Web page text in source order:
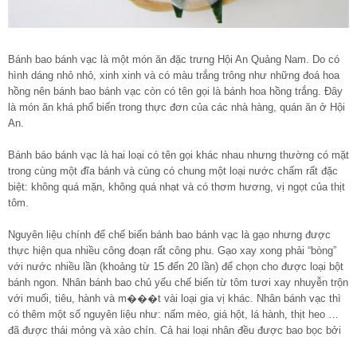
Bánh bao bánh vạc là một món ăn đặc trưng Hội An Quảng Nam. Do có
hình dáng nhỏ nhỏ, xinh xinh và có màu trắng trông như những đoá hoa
hồng nên bánh bao bánh vạc còn có tên gọi là bánh hoa hồng trắng. Đây
là món ăn khá phổ biến trong thực đơn của các nhà hàng, quán ăn ở Hội
An.
Bánh báo bánh vạc là hai loại có tên gọi khác nhau nhưng thường có mặt
trong cùng một đĩa bánh và cùng có chung một loại nước chấm rất đặc
biệt: không quá mặn, không quá nhạt và có thơm hương, vị ngọt của thịt
tôm.
Nguyên liệu chính để chế biến bánh bao bánh vạc là gạo nhưng được
thực hiện qua nhiều công đoạn rất công phu. Gạo xay xong phải “bòng”
với nước nhiều lần (khoảng từ 15 đến 20 lần) để chọn cho được loại bột
bánh ngon. Nhân bánh bao chủ yếu chế biến từ tôm tươi xay nhuyễn trộn
với muối, tiêu, hành và m���t vài loại gia vị khác. Nhân bánh vạc thì
có thêm một số nguyên liệu như: nấm mèo, giá hột, lá hành, thịt heo …
đã được thái mỏng và xào chín. Cả hai loại nhân đều được bao bọc bởi